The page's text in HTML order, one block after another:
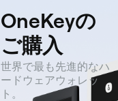
OneKeyの
ご購入
世界で最も先進的なハ
ードウェアウォレッ
ト。